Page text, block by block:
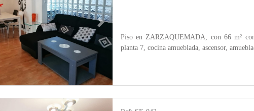
Next
Piso en ZARZAQUEMADA, con 66 m²
planta 7, cocina amueblada, ascensor,